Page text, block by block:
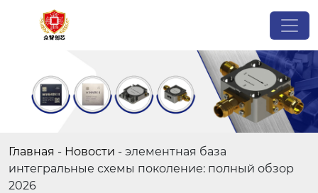
Главная - Новости - элементная база
интегральные схемы поколение: полный обзор
2026